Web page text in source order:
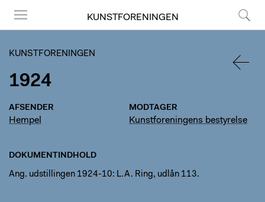
KUNSTFORENINGEN
KUNSTFORENINGEN
1924
AFSENDER
Hempel
MODTAGER
Kunstforeningens bestyrelse
DOKUMENTINDHOLD
Ang. udstillingen 1924-10: L.A. Ring, udlån 113.